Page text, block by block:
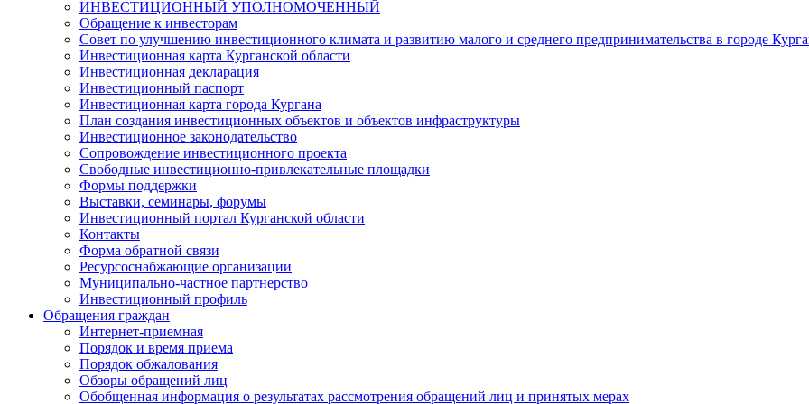
ИНВЕСТИЦИОННЫЙ УПОЛНОМОЧЕННЫЙ
Обращение к инвесторам
Совет по улучшению инвестиционного климата и развитию малого и среднего предпринимательства в городе
Инвестиционная карта Курганской области
Инвестиционная декларация
Инвестиционный паспорт
Инвестиционная карта города Кургана
План создания инвестиционных объектов и объектов инфраструктуры
Инвестиционное законодательство
Сопровождение инвестиционного проекта
Свободные инвестиционно-привлекательные площадки
Формы поддержки
Выставки, семинары, форумы
Инвестиционный портал Курганской области
Контакты
Форма обратной связи
Ресурсоснабжающие организации
Муниципально-частное партнерство
Инвестиционный профиль
Обращения граждан
Интернет-приемная
Порядок и время приема
Порядок обжалования
Обзоры обращений лиц
Обобщенная информация о результатах рассмотрения обращений лиц и принятых мерах